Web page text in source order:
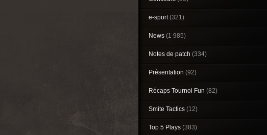
e-sport(321)
News (1 985)
Notes de patch (334)
Présentation (92)
Récaps Tournoi Fun (82)
Smite Tactics (12)
Top 5 Plays (383)